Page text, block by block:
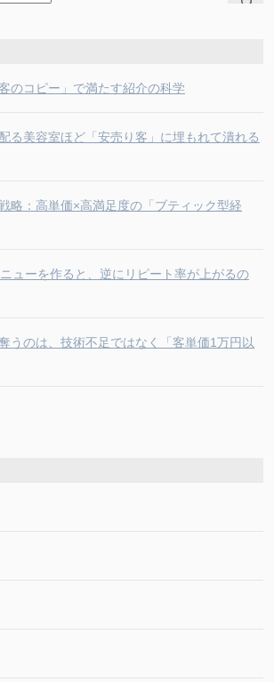
のコピー」で満たす紹介の科学
る美容室ほど「安売り客」に埋もれて潰れる
略：高単価×高満足度の「ブティック型経
ューを作ると、逆にリピート率が上がるの
うのは、技術不足ではなく「客単価1万円以